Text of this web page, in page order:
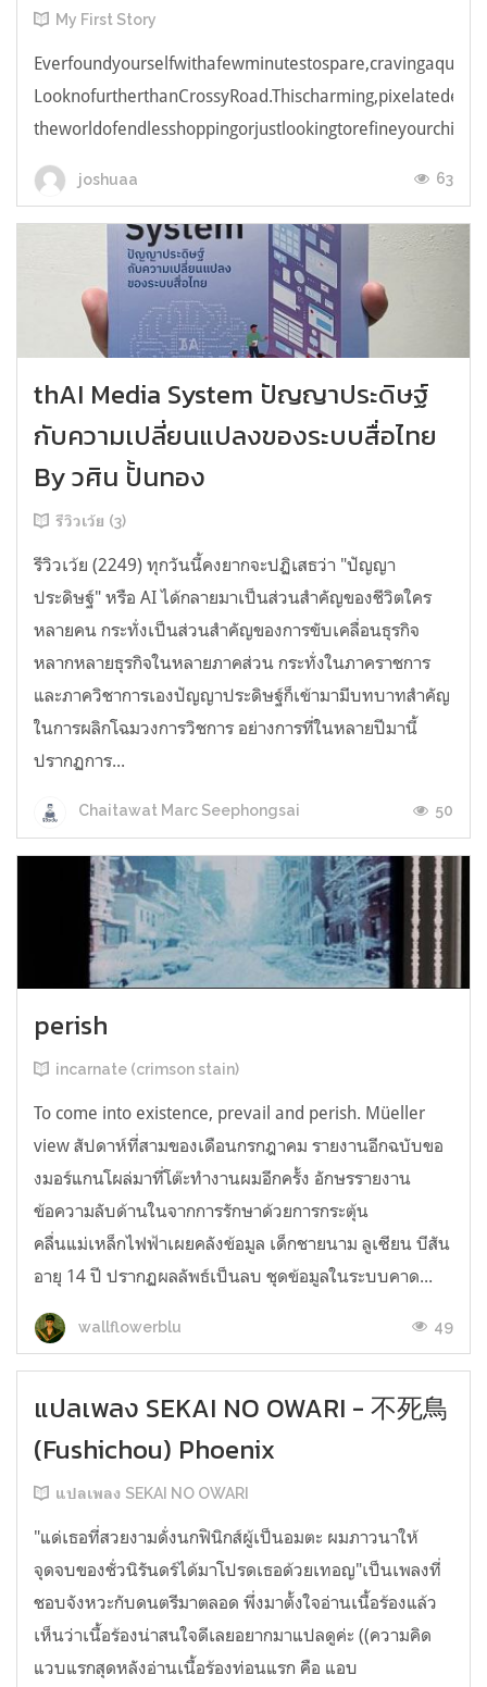
My First Story
joshuaa 63
thAI Media System ปัญญาประดิษฐ์
กับความเปลี่ยนแปลงของระบบสื่อไทย
By วศิน ปั้นทอง
รีวิวเว้ย (3)
รีวิวเว้ย (2249) ทุกวันนี้คงยากจะปฏิเสธว่า "ปัญญา
ประดิษฐ์" หรือ AI ได้กลายมาเป็นส่วนสำคัญของชีวิตใคร
หลายคน กระทั่งเป็นส่วนสำคัญของการขับเคลื่อนธุรกิจ
หลากหลายธุรกิจในหลายภาคส่วน กระทั่งในภาคราชการ
และภาควิชาการเองปัญญาประดิษฐ์ก็เข้ามามีบทบาทสำคัญ
ในการผลิกโฉมวงการวิชการ อย่างการที่ในหลายปีมานี้
ปรากฏการ...
Chaitawat Marc Seephongsai 50
perish
incarnate (crimson stain)
To come into existence, prevail and perish. Müeller
view สัปดาห์ที่สามของเดือนกรกฎาคม รายงานอีกฉบับขอ
งมอร์แกนโผล่มาที่โต๊ะทำงานผมอีกครั้ง อักษรรายงาน
ข้อความลับด้านในจากการรักษาด้วยการกระตุ้น
คลื่นแม่เหล็กไฟฟ้าเผยคลังข้อมูล เด็กชายนาม ลูเซียน บีสัน
อายุ 14 ปี ปรากฏผลลัพธ์เป็นลบ ชุดข้อมูลในระบบคาด...
wallflowerblu 49
แปลเพลง SEKAI NO OWARI - 不死鳥
(Fushichou) Phoenix
แปลเพลง SEKAI NO OWARI
"แด่เธอที่สวยงามดั่งนกฟินิกส์ผู้เป็นอมตะ ผมภาวนาให้
จุดจบของชั่วนิรันดร์ได้มาโปรดเธอด้วยเทอญ"เป็นเพลงที่
ชอบจังหวะกับดนตรีมาตลอด พึ่งมาตั้งใจอ่านเนื้อร้องแล้ว
เห็นว่าเนื้อร้องน่าสนใจดีเลยอยากมาแปลดูค่ะ ((ความคิด
แวบแรกสุดหลังอ่านเนื้อร้องท่อนแรก คือ แอบ